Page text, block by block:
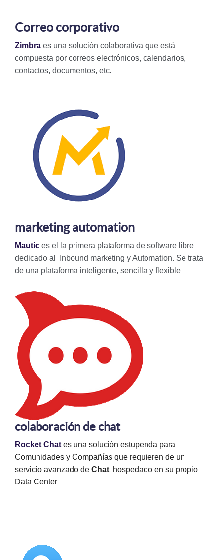
Correo corporativo
Zimbra es una solución colaborativa que está
compuesta por correos electrónicos, calendarios,
contactos, documentos, etc.
marketing automation
Mautic es el la primera plataforma de software libre
dedicado al
Inbound marketing y Automation. Se trata
de una plataforma inteligente, sencilla y flexible
colaboración de chat
Rocket Chat es una solución estupenda para
Comunidades y Compañías que requieren de un
servicio avanzado de Chat, hospedado en su propio
Data Center